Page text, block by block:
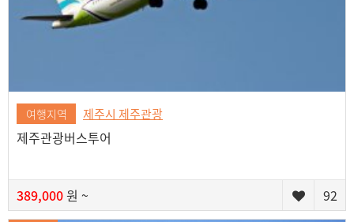
여행지역 제주시 제주관광
제주관광버스투어
389,000원 ~ 92